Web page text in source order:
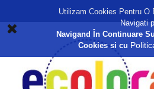
Utilizam Cookies Pentru O
Navigati
Navigand În Continuare
Cookies si cu